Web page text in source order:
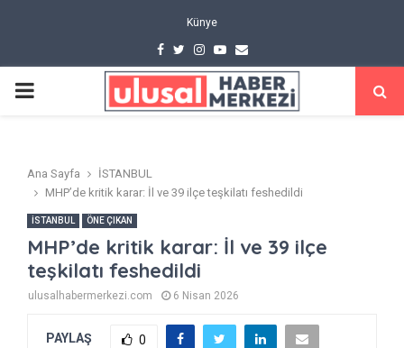
Künye
Facebook
TwitterInstagram
Youtube
Email
PRIMARY
Ana Sayfa
İSTANBUL
MHP’de kritik karar: İl ve 39 ilçe teşkilatı feshedildi
İSTANBUL ÖNE ÇIKAN
MHP’de kritik karar: İl ve 39 ilçe
teşkilatı feshedildi
ulusalhabermerkezi.com 6 Nisan 2026
PAYLAŞ 0